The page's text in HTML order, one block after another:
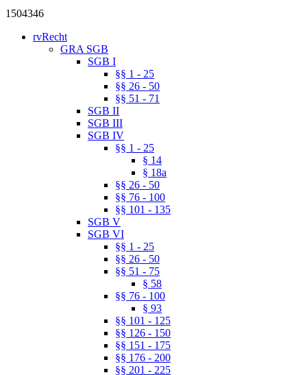
1504346
rvRecht
GRA SGB
SGB I
§§ 1 - 25
§§ 26 - 50
§§ 51 - 71
SGB II
SGB III
SGB IV
§§ 1 - 25
§ 14
§ 18a
§§ 26 - 50
§§ 76 - 100
§§ 101 - 135
SGB V
SGB VI
§§ 1 - 25
§§ 26 - 50
§§ 51 - 75
§ 58
§§ 76 - 100
§ 93
§§ 101 - 125
§§ 126 - 150
§§ 151 - 175
§§ 176 - 200
§§ 201 - 225